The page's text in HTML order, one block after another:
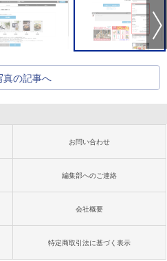
真の記事へ
お問い合わせ
編集部へのご連絡
会社概要
特定商取引法に基づく表示